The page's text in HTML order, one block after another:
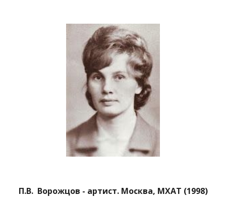
П.В. Ворожцов - артист. Москва, МХАТ (1998)